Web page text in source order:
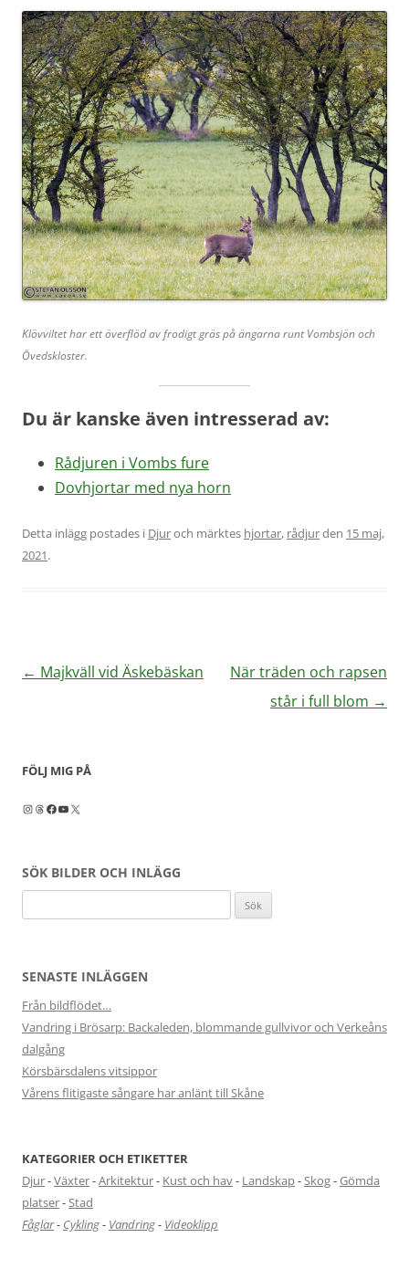
Klövviltet har ett överflöd av frodigt gräs på ängarna runt Vombsjön och
Övedskloster.
Du är kanske även intresserad av:
Rådjuren i Vombs fure
Dovhjortar med nya horn
Detta inlägg postades i Djuroch märktes hjortar, rådjurden 15 maj,
2021.
Inläggsnavigering
← Majkväll vid Äskebäskan
När träden och rapsen
står i full blom →
FÖLJ MIG PÅ
Instagram
Threads
Facebook
YouTube
X
SÖK BILDER OCH INLÄGG
efter:
SENASTE INLÄGGEN
Från bildflödet…
Vandring i Brösarp: Backaleden, blommande gullvivor och Verkeåns
dalgång
Körsbärsdalens vitsippor
Vårens flitigaste sångare har anlänt till Skåne
KATEGORIER OCH ETIKETTER
Djur-Växter-Arkitektur- Kust och hav- Landskap-Skog-Gömda
platser-Stad
Fåglar- Cykling- Vandring- Videoklipp